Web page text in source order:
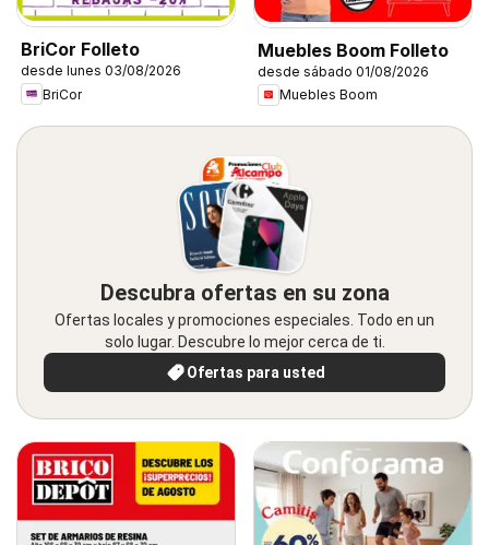
BriCor Folleto
desde lunes 03/08/2026
BriCor
Muebles Boom Folleto
desde sábado 01/08/2026
Muebles Boom
Descubra ofertas en su zona
Ofertas locales y promociones especiales. Todo en un
solo lugar. Descubre lo mejor cerca de ti.
Ofertas para usted